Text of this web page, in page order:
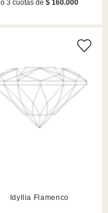
o 3 cuotas de $ 160.000
Idyllia Flamenco